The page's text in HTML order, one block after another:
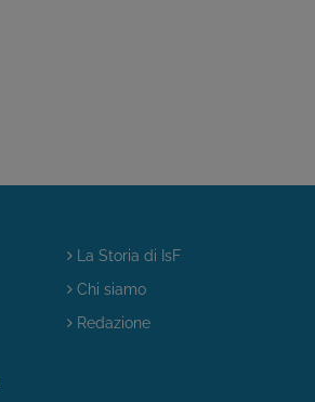
La Storia di IsF
Chi siamo
Redazione